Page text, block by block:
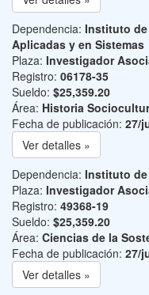
Dependencia: Instituto
Aplicadas y en Sistemas
Plaza: Investigador
Registro: 06178-35
Sueldo: $25,359.20
Área: Historia
Fecha de publicación: 27/
Ver detalles »
Dependencia: Instituto
Plaza: Investigador
Registro: 49368-19
Sueldo: $25,359.20
Área: Ciencias de la
Fecha de publicación: 27/
Ver detalles »